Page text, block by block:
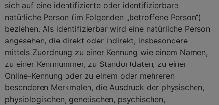
sich auf eine identifizierte oder identifizierbare
natürliche Person (im Folgenden „betroffene Person“)
beziehen. Als identifizierbar wird eine natürliche Person
angesehen, die direkt oder indirekt, insbesondere
mittels Zuordnung zu einer Kennung wie einem Namen,
zu einer Kennnummer, zu Standortdaten, zu einer
Online-Kennung oder zu einem oder mehreren
besonderen Merkmalen, die Ausdruck der physischen,
physiologischen, genetischen, psychischen,